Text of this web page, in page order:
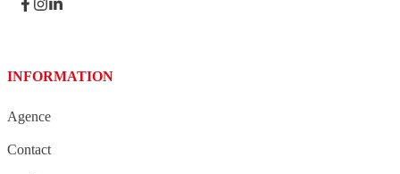
INFORMATION
Agence
Contact